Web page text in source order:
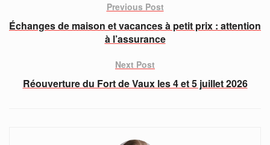
Previous Post
Échanges de maison et vacances à petit prix : attention
à l’assurance
Next Post
Réouverture du Fort de Vaux les 4 et 5 juillet 2026